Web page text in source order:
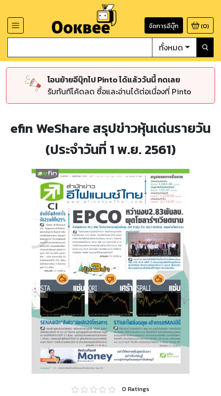
จัดการอีบุ๊ก (0)
ทั้งหมด
โอนย้ายอีบุ๊กไป Pinto ได้แล้ววันนี้ กดเลย
รับทันทีโค้ดลด ซื้อและอ่านได้ต่อเนื่องที่ Pinto
efin WeShare สรุปข่าวหุ้นเด่นรายวัน
(ประจำวันที่ 1 พ.ย. 2561)
0 Ratings